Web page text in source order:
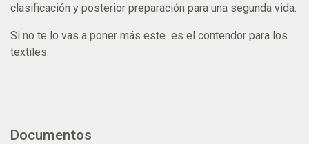
clasificación y posterior preparación para una segunda vida.
Si no te lo vas a poner ​​más este es el contendor para los
textiles.
Documentos